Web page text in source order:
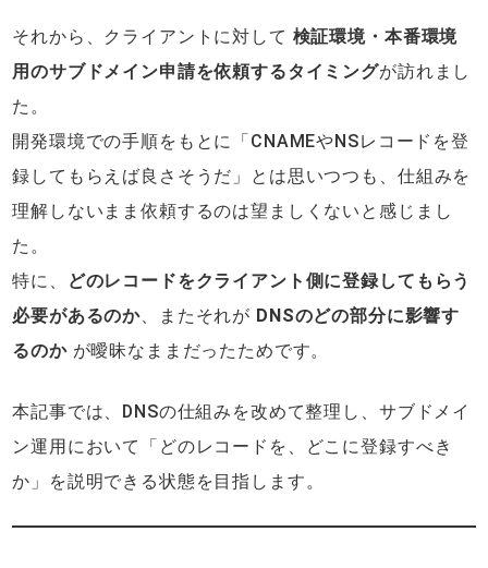
それから、クライアントに対して 検証環境・本番環境
用のサブドメイン申請を依頼するタイミングが訪れまし
た。
開発環境での手順をもとに「CNAMEやNSレコードを登
録してもらえば良さそうだ」とは思いつつも、仕組みを
理解しないまま依頼するのは望ましくないと感じまし
た。
特に、
どのレコードをクライアント側に登録してもらう
必要があるのか 、またそれが DNSのどの部分に影響す
るのかが曖昧なままだったためです。
本記事では、DNSの仕組みを改めて整理し、サブドメイ
ン運用において「どのレコードを、どこに登録すべき
か」を説明できる状態を目指します。